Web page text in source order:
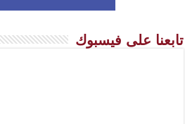
تابعنا على فيسبوك